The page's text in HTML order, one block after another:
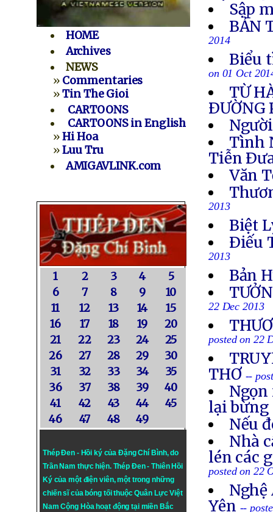
HOME
Archives
NEWS
» Commentaries
»Tin The Gioi
CARTOONS
CARTOONS in English
»Hi Hoa
»Luu Tru
AMIGAVLINK.com
1 2 3 4
5
6
7 8 9
10
11
12 13 14
15
16
17 18 19
20
21
22 23 24
25
26
27 28 29
30
31
32 33 34
35
36
37 38 39
40
41
42 43 44
45
46
47 48 49
Thép Đen - Hồi ký của Đặng Chí Bình, do
Trần Nam thực hiện. Thép Đen- Thiên Hồi
Ký của một điện viên, một trong những
chiến sĩ của bóng tối thuộc Quân Lực Việt
Nam Cộng Hòa hoạt động tại miền Bắc
Sập
BẢN
2014
Biểu
on 01 Oct
TỪ
ÐƯỜNG
Tình
Tiễn
Văn
2013
Biệt
Ðiếu
2013
Bản
22 Dec 2013
posted on 22
THƠ --
lại bừng
Nếu
Nhà
lén các
posted on 22
Nghệ
Yên --